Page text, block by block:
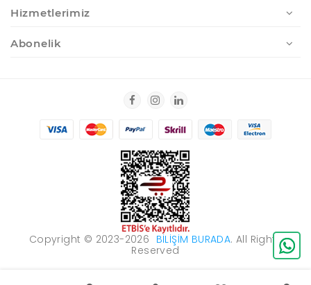
Hizmetlerimiz
Abonelik
Copyright © 2023-2026 BILIŞIM BURADA. All Rights
Reserved